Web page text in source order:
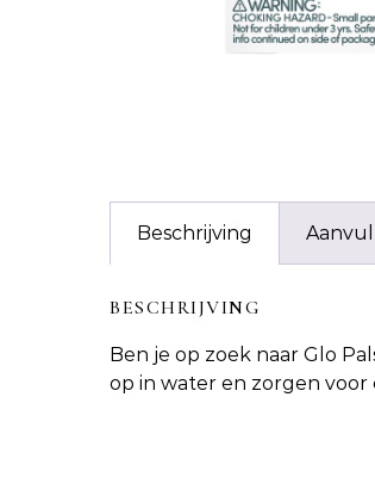
Beschrijving
BESCHRIJVING
Ben je op zoek naar Glo
op in water en zorgen